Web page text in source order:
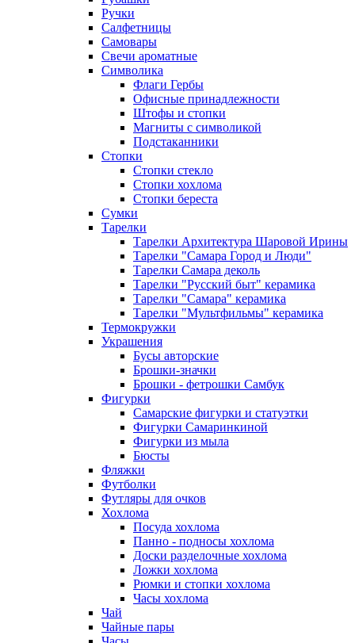
Ручки
Салфетницы
Самовары
Свечи ароматные
Символика
Флаги Гербы
Офисные принадлежности
Штофы и стопки
Магниты с символикой
Подстаканники
Стопки
Стопки стекло
Стопки хохлома
Стопки береста
Сумки
Тарелки
Тарелки Архитектура Шаровой Ирины
Тарелки "Самара Город и Люди"
Тарелки Самара деколь
Тарелки "Русский быт" керамика
Тарелки "Самара" керамика
Тарелки "Мультфильмы" керамика
Термокружки
Украшения
Бусы авторские
Брошки-значки
Брошки - фетрошки Самбук
Фигурки
Самарские фигурки и статуэтки
Фигурки Самаринкиной
Фигурки из мыла
Бюсты
Фляжки
Футболки
Футляры для очков
Хохлома
Посуда хохлома
Панно - подносы хохлома
Доски разделочные хохлома
Ложки хохлома
Рюмки и стопки хохлома
Часы хохлома
Чай
Чайные пары